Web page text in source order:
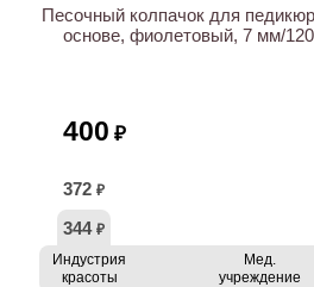
Песочный колпачок для
основе, фиолетовый, 7 мм/120
400 ₽
372 ₽
344 ₽
Индустрия
красоты
Мед.
учреждение